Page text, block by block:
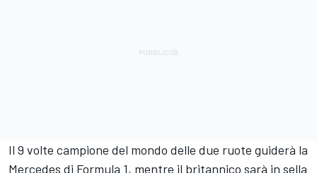
Il 9 volte campione del mondo delle due ruote guiderà la
Mercedes di Formula 1, mentre il britannico sarà in sella